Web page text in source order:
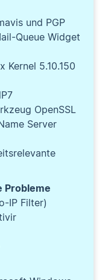
und PGP
Queue Widget
Kernel 5.10.150
OpenSSL
Server
Probleme
IP Filter)